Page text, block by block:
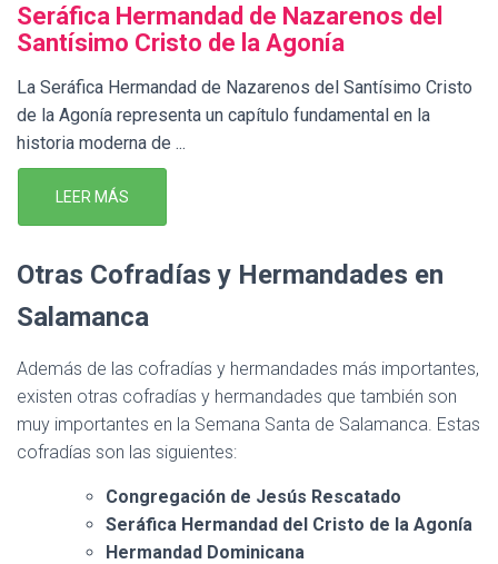
Seráfica Hermandad de Nazarenos del
Santísimo Cristo de la Agonía
La Seráfica Hermandad de Nazarenos del Santísimo Cristo
de la Agonía representa un capítulo fundamental en la
historia moderna de ...
LEER MÁS
Otras Cofradías y Hermandades en
Salamanca
Además de las cofradías y hermandades más importantes,
existen otras cofradías y hermandades que también son
muy importantes en la Semana Santa de Salamanca. Estas
cofradías son las siguientes:
Congregación de Jesús Rescatado
Seráfica Hermandad del Cristo de la Agonía
Hermandad Dominicana